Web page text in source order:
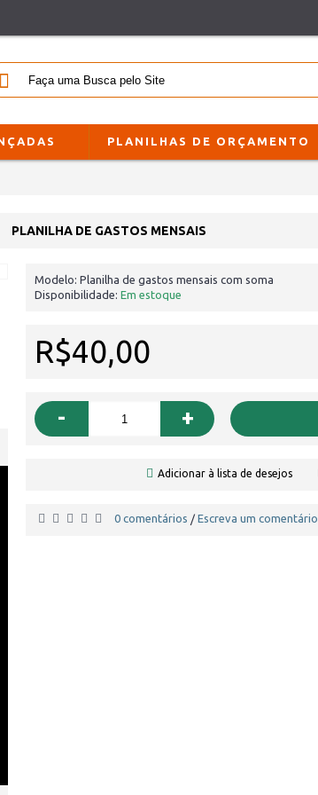
PLANILHAS DE ORÇAMENTO
PLANILHA DE GASTOS MENSAIS
Modelo: Planilha de gastos mensais com soma
Disponibilidade: Em estoque
R$40,00
- +
Adicionar à lista de desejos
0 comentários / Escreva um comentário